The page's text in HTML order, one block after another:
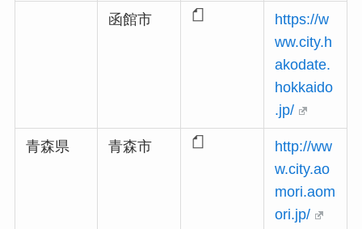
函館市
https://w
ww.city.h
akodate.
hokkaido
.jp/
青森県 青森市
http://ww
w.city.ao
mori.aom
ori.jp/